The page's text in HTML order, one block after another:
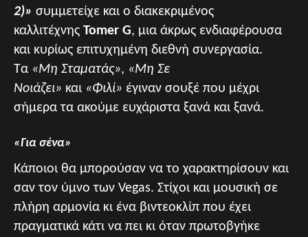
2)» συμμετείχε και ο διακεκριμένος
καλλιτέχνης Tomer G, μια άκρως ενδιαφέρουσα
και κυρίως επιτυχημένη διεθνή συνεργασία.
Τα «Μη Σταματάς», «Μη Σε
Νοιάζει» και «Φιλί» έγιναν σουξέ που μέχρι
σήμερα τα ακούμε ευχάριστα ξανά και ξανά.
«Για σένα»
Κάποιοι θα μπορούσαν να το χαρακτηρίσουν και
σαν τον ύμνο των Vegas. Στίχοι και μουσική σε
πλήρη αρμονία κι ένα βιντεοκλίπ που έχει
πραγματικά κάτι να πει κι όταν πρωτοβγήκε